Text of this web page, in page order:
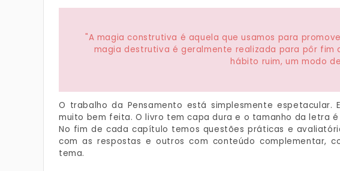
"A magia construtiva é aquela que usamos para
magia destrutiva é geralmente realizada para pôr fim
hábito ruim, um modo
O trabalho da Pensamento está simplesmente
muito bem feita. O livro tem capa dura e o tamanho da letra
No fim de cada capítulo temos questões práticas e
com as respostas e outros com conteúdo complementar,
tema.